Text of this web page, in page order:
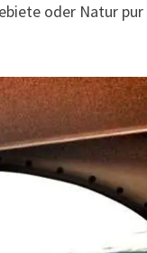
oder Natur pur